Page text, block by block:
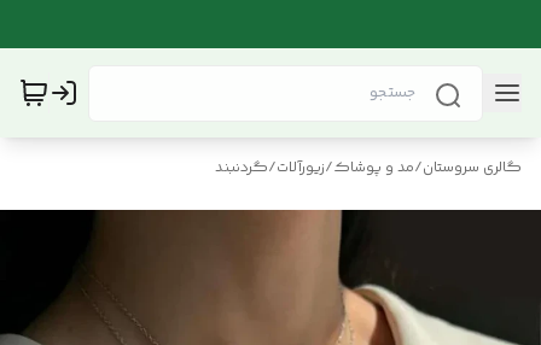
گالری سروستان/مد و پوشاک/زیورآلات/گردنبند